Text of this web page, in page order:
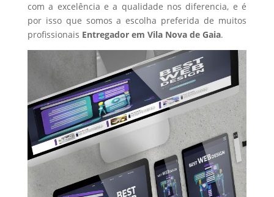
com a excelência e a qualidade nos diferencia, e é
por isso que somos a escolha preferida de muitos
profissionais Entregadorem Vila Nova de Gaia.